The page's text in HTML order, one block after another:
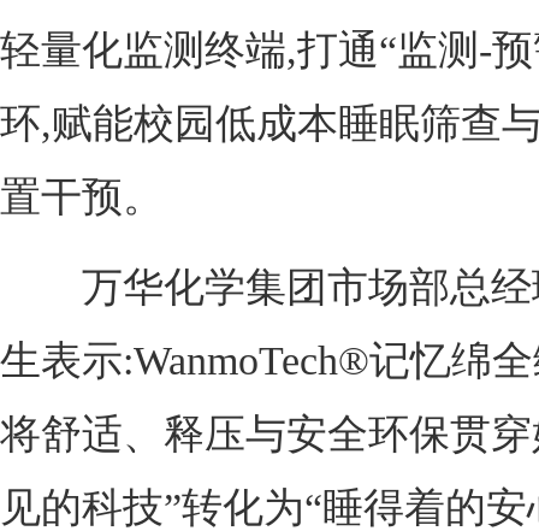
轻量化监测终端,打通“监测-
环,赋能校园低成本睡眠筛查
置干预。
万华化学集团市场部总经
生表示:WanmoTech®记忆绵
将舒适、释压与安全环保贯
见的科技”转化为“睡得着的